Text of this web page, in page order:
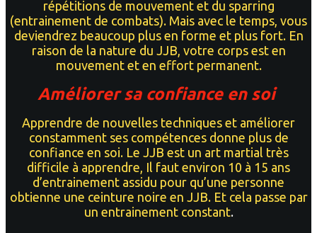
répétitions de mouvement et du sparring
(entrainement de combats). Mais avec le temps, vous
deviendrez beaucoup plus en forme et plus fort. En
raison de la nature du JJB, votre corps est en
mouvement et en effort permanent.
Améliorer sa confiance en soi
Apprendre de nouvelles techniques et améliorer
constamment ses compétences donne plus de
confiance en soi. Le JJB est un art martial très
difficile à apprendre, Il faut environ 10 à 15 ans
d’entrainement assidu pour qu’une personne
obtienne une ceinture noire en JJB. Et cela passe par
un entrainement constant.